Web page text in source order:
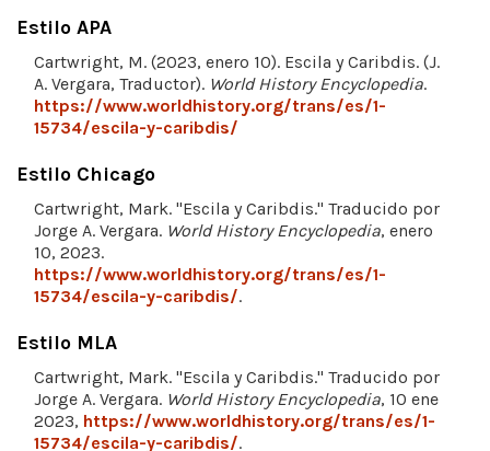
Estilo APA
Cartwright, M. (2023, enero 10). Escila y Caribdis. (J.
A. Vergara, Traductor). World History Encyclopedia.
https://www.worldhistory.org/trans/es/1-
15734/escila-y-caribdis/
Estilo Chicago
Cartwright, Mark. "Escila y Caribdis." Traducido por
Jorge A. Vergara. World History Encyclopedia, enero
10, 2023.
https://www.worldhistory.org/trans/es/1-
15734/escila-y-caribdis/.
Estilo MLA
Cartwright, Mark. "Escila y Caribdis." Traducido por
Jorge A. Vergara. World History Encyclopedia, 10 ene
2023, https://www.worldhistory.org/trans/es/1-
15734/escila-y-caribdis/.